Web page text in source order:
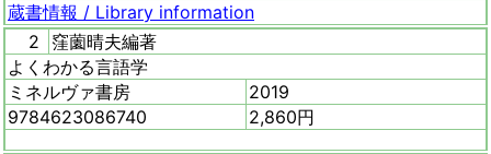
蔵書情報 / Library information
2
窪薗晴夫編著
よくわかる言語学
ミネルヴァ書房
2019
9784623086740
2,860円